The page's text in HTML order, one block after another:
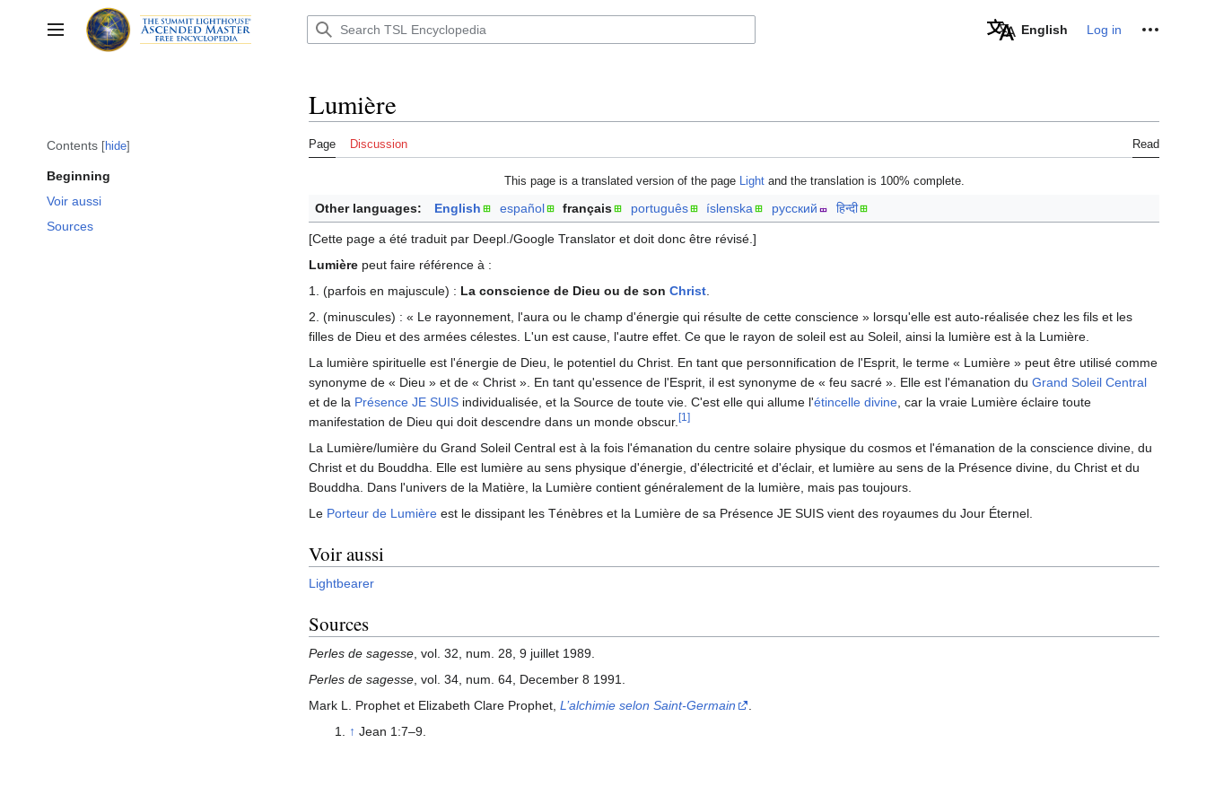
to
content
Toggle sidebar English Log in Personal tools
Contents hide
Beginning
Voir aussi
Sources
Lumière
Page Discussion Read
This page is a translated version of the page Lightand the translation is 100% complete.
Other languages: English español français português íslenska русский हिन्दी
[Cette page a été traduit par Deepl./Google Translator et doit donc être révisé.]
Lumière peut faire référence à :
1. (parfois en majuscule) : La conscience de Dieu ou de son Christ.
2. (minuscules) : « Le rayonnement, l'aura ou le champ d'énergie qui résulte de cette conscience » lorsqu'elle est auto-réalisée chez les fils et les
filles de Dieu et des armées célestes. L'un est cause, l'autre effet. Ce que le rayon de soleil est au Soleil, ainsi la lumière est à la Lumière.
La lumière spirituelle est l'énergie de Dieu, le potentiel du Christ. En tant que personnification de l'Esprit, le terme « Lumière » peut être utilisé comme
synonyme de « Dieu » et de « Christ ». En tant qu'essence de l'Esprit, il est synonyme de « feu sacré ». Elle est l'émanation du Grand Soleil Central
et de la Présence JE SUIS individualisée, et la Source de toute vie. C'est elle qui allume l'étincelle divine, car la vraie Lumière éclaire toute
manifestation de Dieu qui doit descendre dans un monde obscur. [1]
La Lumière/lumière du Grand Soleil Central est à la fois l'émanation du centre solaire physique du cosmos et l'émanation de la conscience divine, du
Christ et du Bouddha. Elle est lumière au sens physique d'énergie, d'électricité et d'éclair, et lumière au sens de la Présence divine, du Christ et du
Bouddha. Dans l'univers de la Matière, la Lumière contient généralement de la lumière, mais pas toujours.
Le Porteur de Lumière est le dissipant les Ténèbres et la Lumière de sa Présence JE SUIS vient des royaumes du Jour Éternel.
Voir aussi
Lightbearer
Sources
Perles de sagesse, vol. 32, num. 28, 9 juillet 1989.
Perles de sagesse, vol. 34, num. 64, December 8 1991.
Mark L. Prophet et Elizabeth Clare Prophet, L’alchimie selon Saint-Germain
.
↑ Jean 1:7–9.